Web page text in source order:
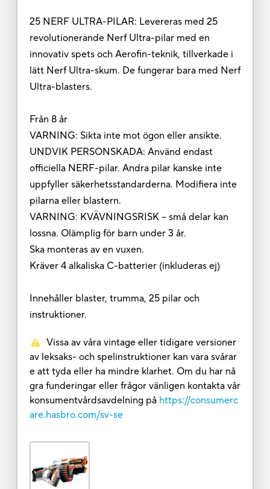
25 NERF ULTRA-PILAR: Levereras med 25
revolutionerande Nerf Ultra-pilar med en
innovativ spets och Aerofin-teknik, tillverkade i
lätt Nerf Ultra-skum. De fungerar bara med Nerf
Ultra-blasters.
Från 8 år
VARNING: Sikta inte mot ögon eller ansikte.
UNDVIK PERSONSKADA: Använd endast
officiella NERF-pilar. Andra pilar kanske inte
uppfyller säkerhetsstandarderna. Modifiera inte
pilarna eller blastern.
VARNING: KVÄVNINGSRISK – små delar kan
lossna. Olämplig för barn under 3 år.
Ska monteras av en vuxen.
Kräver 4 alkaliska C-batterier (inkluderas ej)
Innehåller blaster, trumma, 25 pilar och
instruktioner.
Vissa av våra vintage eller tidigare versioner
av leksaks- och spelinstruktioner kan vara svårar
e att tyda eller ha mindre klarhet. Om du har nå
gra funderingar eller frågor vänligen kontakta vår
konsumentvårdsavdelning på https://consumerc
are.hasbro.com/sv-se